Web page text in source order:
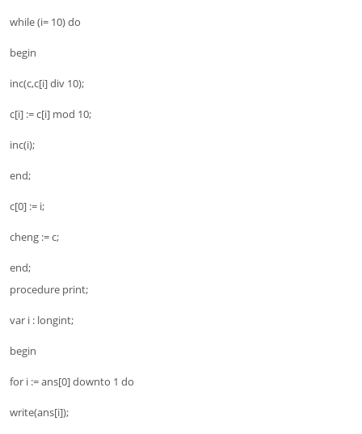
while (i= 10) do
begin
inc(c,c[i] div 10);
c[i] := c[i] mod 10;
inc(i);
end;
c[0] := i;
cheng := c;
end;
procedure print;
var i : longint;
begin
for i := ans[0] downto 1 do
write(ans[i]);